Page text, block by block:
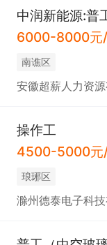
中润新能源:普
6000-8000元/
南谯区
安徽超薪人力资
操作工
4500-5000元
琅琊区
滁州德泰电子科